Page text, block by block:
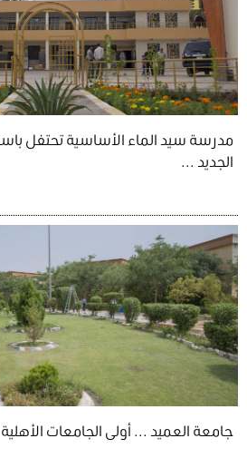
مدرسة سيد الماء الأساسية تحتفل
الجديد ...
جامعة العميد ... أولى الجامعات